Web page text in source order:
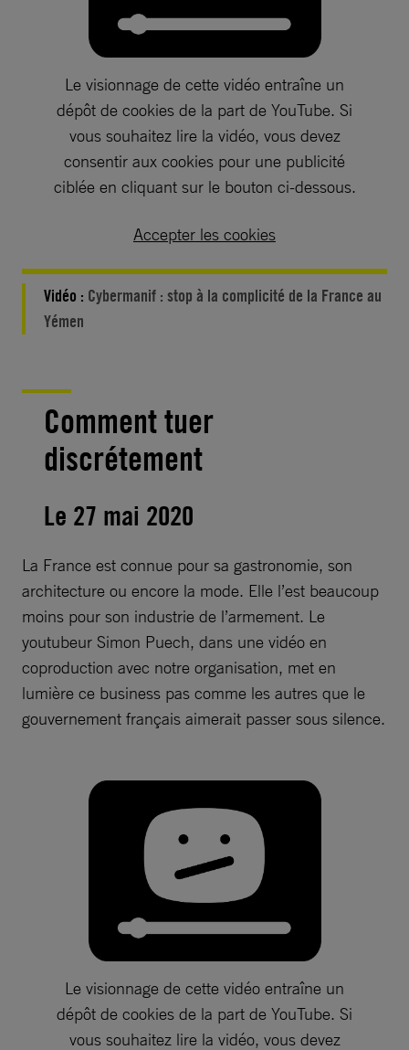
Le visionnage de cette vidéo entraîne un
dépôt de cookies de la part de YouTube. Si
vous souhaitez lire la vidéo, vous devez
consentir aux cookies pour une publicité
ciblée en cliquant sur le bouton ci-dessous.
Accepter les cookies
Vidéo : Cybermanif : stop à la complicité de la France au
Yémen
Comment tuer
discrétement
Le 27 mai 2020
La France est connue pour sa gastronomie, son
architecture ou encore la mode. Elle l’est beaucoup
moins pour son industrie de l’armement. Le
youtubeur Simon Puech, dans une vidéo en
coproduction avec notre organisation, met en
lumière ce business pas comme les autres que le
gouvernement français aimerait passer sous silence.
Le visionnage de cette vidéo entraîne un
dépôt de cookies de la part de YouTube. Si
vous souhaitez lire la vidéo, vous devez